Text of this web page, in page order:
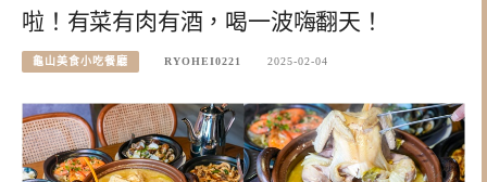
啦！有菜有肉有酒，喝一波嗨翻天！
龜山美食小吃餐廳 RYOHEI0221 2025-02-04